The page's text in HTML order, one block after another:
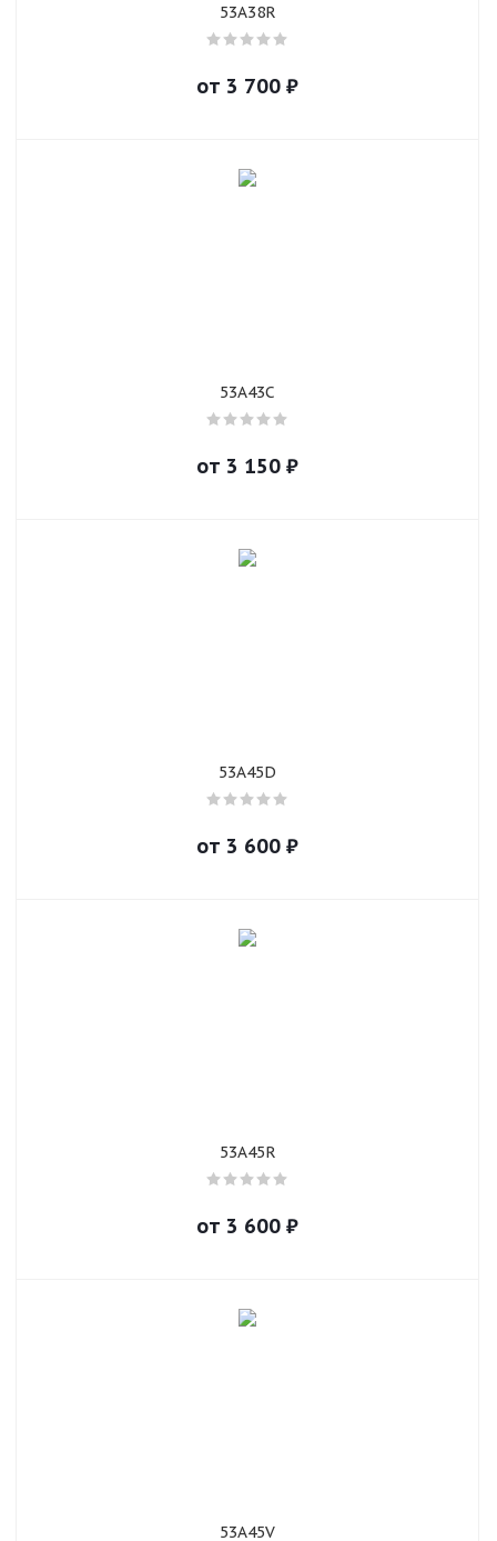
53A38R
от 3 700 ₽
53A43C
от 3 150 ₽
53A45D
от 3 600 ₽
53A45R
от 3 600 ₽
53A45V